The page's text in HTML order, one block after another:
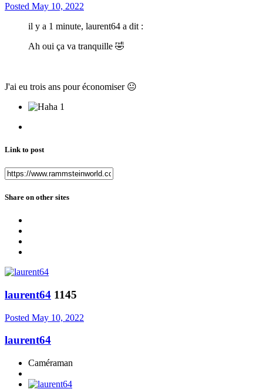
Posted May 10, 2022
il y a 1 minute, laurent64 a dit :
Ah oui ça va tranquille 🤣
J'ai eu trois ans pour économiser 😐
1
Link to post
Share on other sites
laurent64 1145
Posted May 10, 2022
laurent64
Caméraman